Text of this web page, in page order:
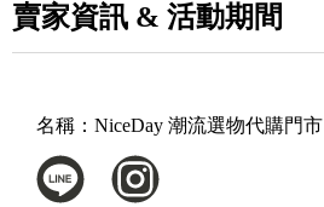
賣家資訊 & 活動期間
名稱： NiceDay 潮流選物代購門市